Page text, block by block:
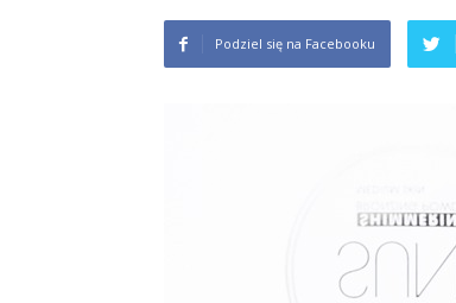
Podziel się na Facebooku